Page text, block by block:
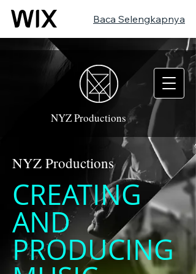
Baca Selengkapnya